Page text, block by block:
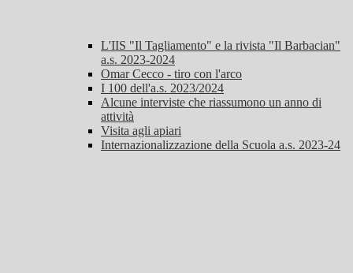
L'IIS "Il Tagliamento" e la rivista "Il Barbacian"
a.s. 2023-2024
Omar Cecco - tiro con l'arco
I 100 dell'a.s. 2023/2024
Alcune interviste che riassumono un anno di
attività
Visita agli apiari
Internazionalizzazione della Scuola a.s. 2023-24